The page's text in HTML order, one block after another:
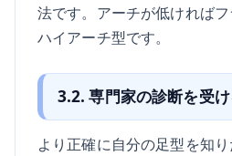
法です。アーチが低ければ
ハイアーチ型です。
3.2. 専門家の診断を受
より正確に自分の足型を知